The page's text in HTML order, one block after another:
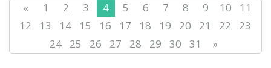
« 1 2 3 4 5 6 7 8 9 10
11
12
13 14 15 16 17 18 19 20 21 22
23
24
25 26 27 28 29 30 31 »